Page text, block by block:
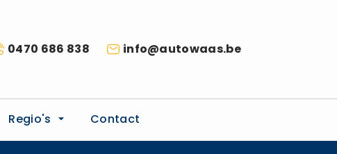
0470 686 838 info@autowaas.be
Regio's Contact